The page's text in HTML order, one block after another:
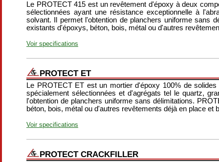
Le PROTECT 415 est un revêtement d'époxy à deux
sélectionnées ayant une résistance exceptionnelle à
solvant. Il permet l'obtention de planchers uniforme sans
existants d'époxys, béton, bois, métal ou d'autres
Voir specifications
PROTECT ET
Le PROTECT ET est un mortier d'époxy 100% de
spécialement sélectionnées et d'agrégats tel le quartz,
l'obtention de planchers uniforme sans délimitations.
béton, bois, métal ou d'autres revêtements déjà en place et
Voir specifications
PROTECT CRACKFILLER